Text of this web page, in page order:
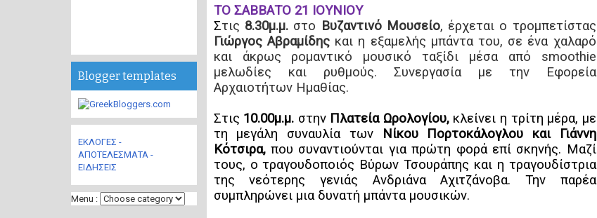
ΤΟ ΣΑΒΒΑΤΟ 21 ΙΟΥΝΙΟΥ
Στις 8.30μ.μ.στο Βυζαντινό Μουσείο, έρχεται ο τρομπετίστας
Γιώργος Αβραμίδηςκαι η εξαμελής μπάντα του, σε ένα χαλαρό
και άκρως ρομαντικό μουσικό ταξίδι μέσα από smoothie
μελωδίες και ρυθμούς.
Συνεργασία με την Εφορεία
Αρχαιοτήτων Ημαθίας.
Στις 10.00μ.μ. στην Πλατεία Ωρολογίου, κλείνει η τρίτη μέρα, με
τη μεγάλη συναυλία των
Νίκου Πορτοκάλογλου και Γιάννη
Κότσιρα,που συναντιούνται για πρώτη φορά επί σκηνής. Μαζί
τους, ο τραγουδοποιός Βύρων Τσουράπης και η τραγουδίστρια
της νεότερης γενιάς Ανδριάνα Αχιτζάνοβα. Την παρέα
συμπληρώνει μια δυνατή μπάντα μουσικών.
Blogger templates
ΕΚΛΟΓΕΣ -
ΑΠΟΤΕΛΕΣΜΑΤΑ -
ΕΙΔΗΣΕΙΣ
Menu :